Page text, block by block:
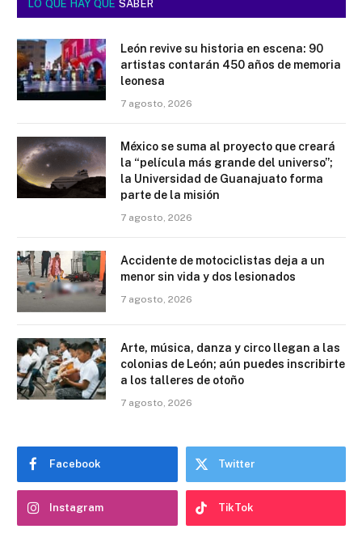
LO QUE HAY QUE SABER
León revive su historia en escena: 90
artistas contarán 450 años de memoria
leonesa
7 agosto, 2026
México se suma al proyecto que creará
la “película más grande del universo”;
la Universidad de Guanajuato forma
parte de la misión
7 agosto, 2026
Accidente de motociclistas deja a un
menor sin vida y dos lesionados
7 agosto, 2026
Arte, música, danza y circo llegan a las
colonias de León; aún puedes inscribirte
a los talleres de otoño
7 agosto, 2026
Facebook Twitter
Instagram TikTok